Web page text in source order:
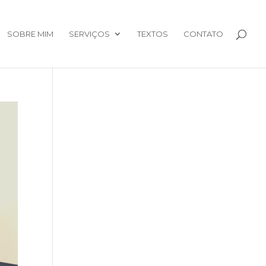
SOBRE MIM SERVIÇOS TEXTOS CONTATO